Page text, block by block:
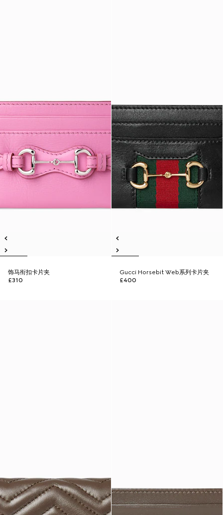
饰马衔扣卡片夹
£310
Gucci Horsebit Web系列卡片夹
£400